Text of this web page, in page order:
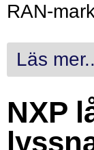
RAN-
Läs
NXP